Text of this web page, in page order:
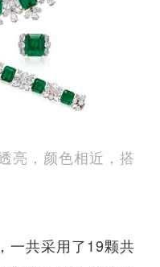
亮，颜色相近，搭
一共采用了19颗共